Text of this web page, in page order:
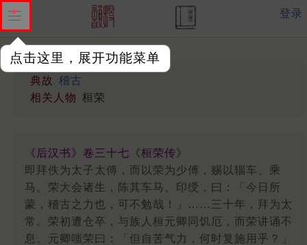
点击这里，展开功能菜单
登录
典故 稽古
相关人物 桓荣
《后汉书》卷三十七《桓荣传》
即拜佚为太子太傅，而以荣为少傅，赐以辎车、乘
马。荣大会诸生，陈其车马、印绶，曰：「今日所
蒙，稽古之力也，可不勉哉！」……三十年，拜为太
常。荣初遭仓卒，与族人桓元卿同饥厄，而荣讲诵不
息。元卿嗤荣曰：「但自苦气力，何时复施用乎？」